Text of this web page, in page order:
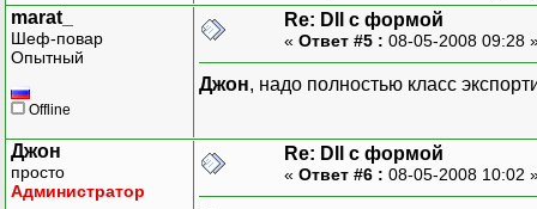
marat_
Шеф-повар
Опытный
Offline
Re: Dll с формой
« Ответ #5 : 08-05-2008 09:28
Джон, надо полностью класс
Джон
просто
Администратор
Re: Dll с формой
« Ответ #6 : 08-05-2008 10:02